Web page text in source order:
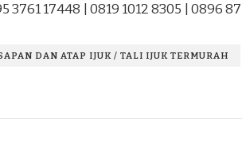
3761 17448 | 0819 1012 8305 | 0896
DAN ATAP IJUK / TALI IJUK TERMURAH